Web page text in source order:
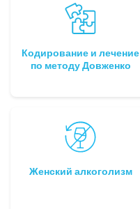
Кодирование и лечение
по методу Довженко
Женский алкоголизм